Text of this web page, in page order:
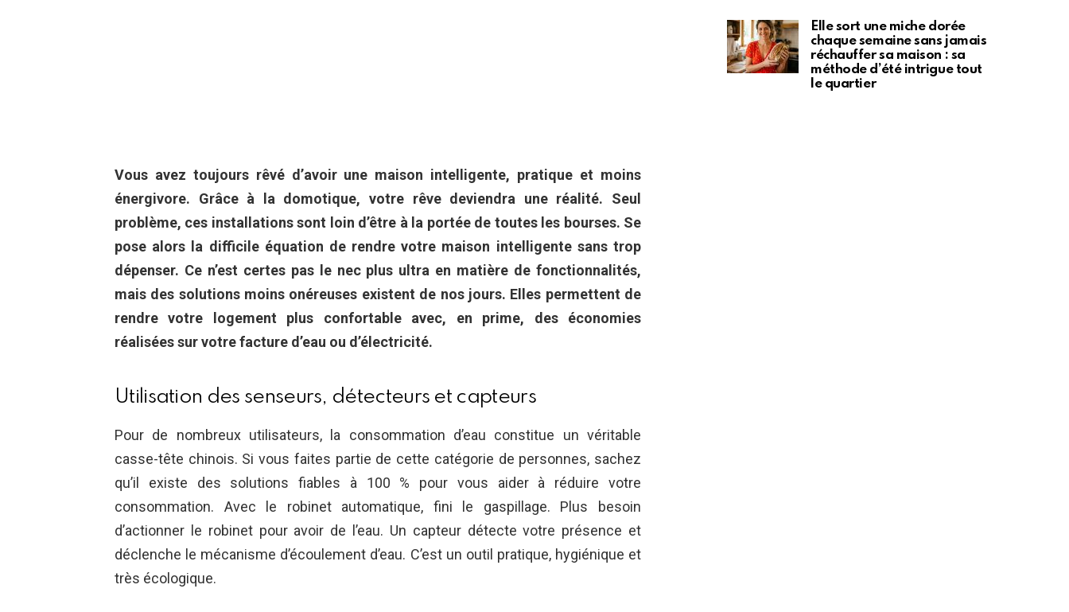
Vous avez toujours rêvé d’avoir une maison intelligente, pratique et moins
énergivore. Grâce à la domotique, votre rêve deviendra une réalité. Seul
problème, ces installations sont loin d’être à la portée de toutes les bourses. Se
pose alors la difficile équation de rendre votre maison intelligente sans trop
dépenser. Ce n’est certes pas le nec plus ultra en matière de fonctionnalités,
mais des solutions moins onéreuses existent de nos jours. Elles permettent de
rendre votre logement plus confortable avec, en prime, des économies
réalisées sur votre facture d’eau ou d’électricité.
Utilisation des senseurs, détecteurs et capteurs
Pour de nombreux utilisateurs, la consommation d’eau constitue un véritable
casse-tête chinois. Si vous faites partie de cette catégorie de personnes, sachez
qu’il existe des solutions fiables à 100 % pour vous aider à réduire votre
consommation. Avec le robinet automatique, fini le gaspillage. Plus besoin
d’actionner le robinet pour avoir de l’eau. Un capteur détecte votre présence et
déclenche le mécanisme d’écoulement d’eau. C’est un outil pratique, hygiénique et
très écologique.
Elle sort une miche dorée
chaque semaine sans jamais
réchauffer sa maison : sa
méthode d’été intrigue tout
le quartier